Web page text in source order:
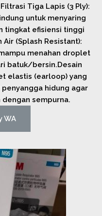
Tiga Lapis (3 Ply):
untuk menyaring
tingkat efisiensi tinggi
Air (Splash Resistant):
menahan droplet
batuk/bersin.Desain
elastis (earloop) yang
hidung agar
sempurna.
WA